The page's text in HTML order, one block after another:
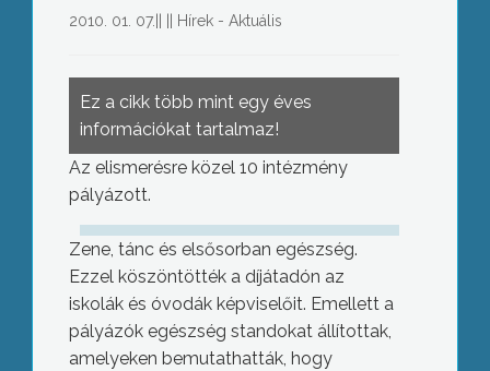
2010. 01. 07. Hírek - Aktuális
Ez a cikk több mint egy éves
információkat tartalmaz!
Az elismerésre közel 10 intézmény
pályázott.
Zene, tánc és elsősorban egészség.
Ezzel köszöntötték a díjátadón az
iskolák és óvodák képviselőit. Emellett a
pályázók egészség standokat állítottak,
amelyeken bemutathatták, hogy